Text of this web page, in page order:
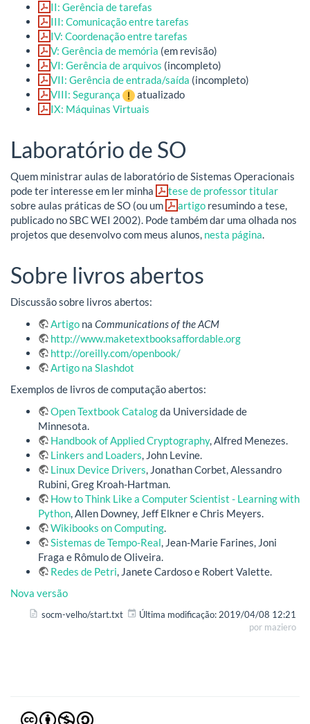
II: Gerência de tarefas
III: Comunicação entre tarefas
IV: Coordenação entre tarefas
V: Gerência de memória (em revisão)
VI: Gerência de arquivos (incompleto)
VII: Gerência de entrada/saída (incompleto)
VIII: Segurança
atualizado
IX: Máquinas Virtuais
Laboratório de SO
Quem ministrar aulas de laboratório de Sistemas Operacionais
pode ter interesse em ler minha
tese de professor titular
sobre aulas práticas de SO (ou um
artigo resumindo a tese,
publicado no SBC WEI 2002). Pode também dar uma olhada nos
projetos que desenvolvo com meus alunos, nesta página.
Sobre livros abertos
Discussão sobre livros abertos:
Artigo na Communications of the ACM
http://www.maketextbooksaffordable.org
http://oreilly.com/openbook/
Artigo na Slashdot
Exemplos de livros de computação abertos:
Open Textbook Catalogda Universidade de
Minnesota.
Handbook of Applied Cryptography, Alfred Menezes.
Linkers and Loaders, John Levine.
Linux Device Drivers, Jonathan Corbet, Alessandro
Rubini, Greg Kroah-Hartman.
How to Think Like a Computer Scientist - Learning with
Python, Allen Downey, Jeff Elkner e Chris Meyers.
Wikibooks on Computing.
Sistemas de Tempo-Real, Jean-Marie Farines, Joni
Fraga e Rômulo de Oliveira.
Redes de Petri, Janete Cardoso e Robert Valette.
Nova versão
socm-velho/start.txt Última modificação: 2019/04/08 12:21
por maziero